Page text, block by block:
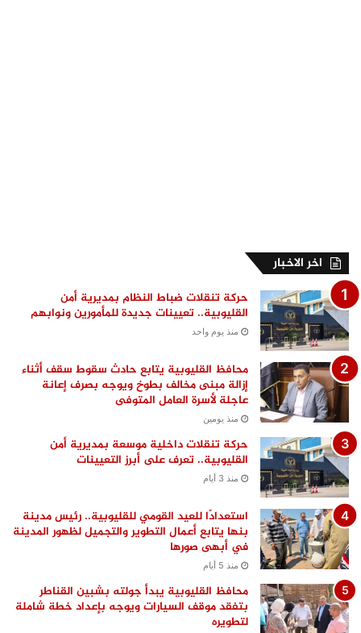
اخر الاخبار
حركة تنقلات ضباط النظام بمديرية أمن
القليوبية.. تعيينات جديدة للمأمورين ونوابهم
منذ يوم واحد
محافظ القليوبية يتابع حادث سقوط سقف أثناء
إزالة مبنى مخالف بطوخ ويوجه بصرف إعانة
عاجلة لأسرة العامل المتوفى
منذ يومين
حركة تنقلات داخلية موسعة بمديرية أمن
القليوبية.. تعرف على أبرز التعيينات
منذ 3 أيام
استعدادًا للعيد القومي للقليوبية.. رئيس مدينة
بنها يتابع أعمال التطوير والتجميل لظهور المدينة
في أبهى صورها
منذ 5 أيام
محافظ القليوبية يبدأ جولته بشبين القناطر
بتفقد موقف السيارات ويوجه بإعداد خطة شاملة
لتطويره